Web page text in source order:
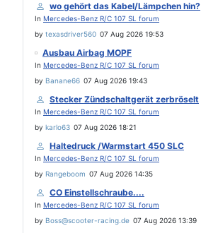
wo gehört das Kabel/Lämpchen hin?
In Mercedes-Benz R/C 107 SL forum
by texasdriver560 07 Aug 2026 19:53
Ausbau Airbag MOPF
In Mercedes-Benz R/C 107 SL forum
by Banane66 07 Aug 2026 19:43
Stecker Zündschaltgerät zerbröselt
In Mercedes-Benz R/C 107 SL forum
by karlo63 07 Aug 2026 18:21
Haltedruck /Warmstart 450 SLC
In Mercedes-Benz R/C 107 SL forum
by Rangeboom 07 Aug 2026 14:35
CO Einstellschraube....
In Mercedes-Benz R/C 107 SL forum
by Boss@scooter-racing.de 07 Aug 2026 13:39